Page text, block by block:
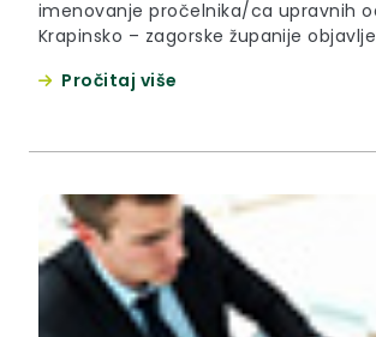
imenovanje pročelnika/ca upravnih
Krapinsko – zagorske županije
2010. godine.
Pročitaj više